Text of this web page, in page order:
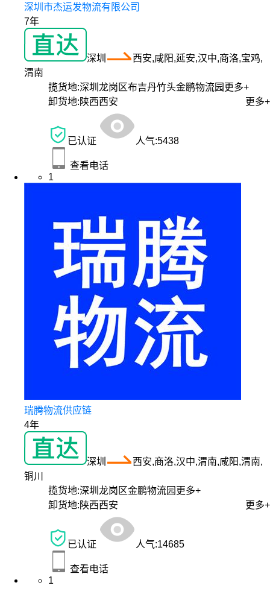
深圳市杰运发物流有限公司
7年
深圳
西安,咸阳,延安,汉中,商洛,宝鸡,
渭南
揽货地:深圳龙岗区布吉丹竹头金鹏物流园 更多+
卸货地:陕西西安 更多+
已认证 人气:5438
查看电话
1
瑞腾物流供应链
4年
深圳
西安,商洛,汉中,渭南,咸阳,渭南,
铜川
揽货地:深圳龙岗区金鹏物流园 更多+
卸货地:陕西西安 更多+
已认证 人气:14685
查看电话
1